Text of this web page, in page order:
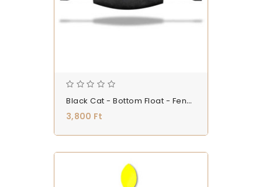
Black Cat - Bottom Float - Fenekező Úszó
3,800 Ft